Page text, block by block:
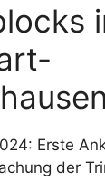
Erste
der